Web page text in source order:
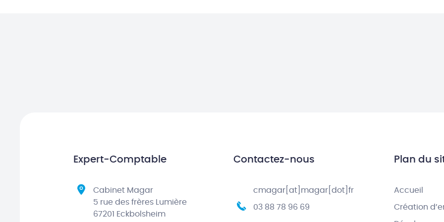
Expert-Comptable
Cabinet Magar
5 rue des frères Lumière
67201 Eckbolsheim
Contactez-nous
cmagar[at]magar[dot]fr
03 88 78 96 69
Plan du
Accueil
Création